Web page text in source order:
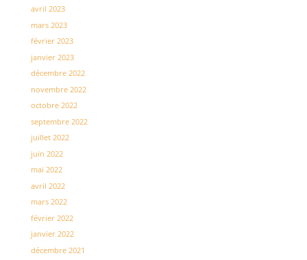
avril 2023
mars 2023
février 2023
janvier 2023
décembre 2022
novembre 2022
octobre 2022
septembre 2022
juillet 2022
juin 2022
mai 2022
avril 2022
mars 2022
février 2022
janvier 2022
décembre 2021